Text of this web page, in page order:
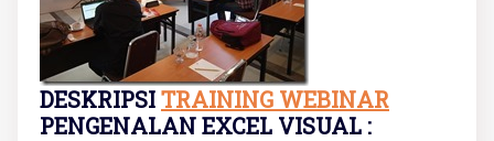
DESKRIPSITRAINING WEBINAR
PENGENALAN EXCEL VISUAL :